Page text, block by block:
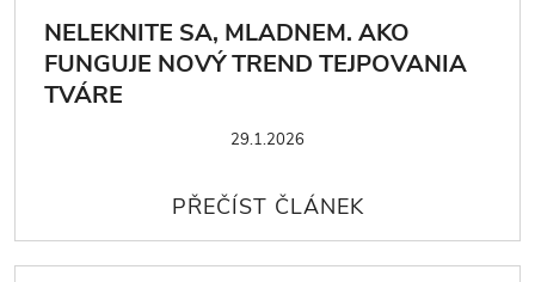
NELEKNITE SA, MLADNEM. AKO
FUNGUJE NOVÝ TREND TEJPOVANIA
TVÁRE
29.1.2026